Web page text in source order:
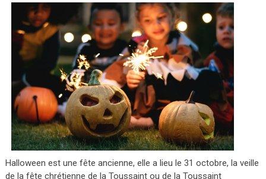
Halloween est une fête ancienne, elle a lieu le 31 octobre, la veille
de la fête chrétienne de la Toussaint ou de la Toussaint